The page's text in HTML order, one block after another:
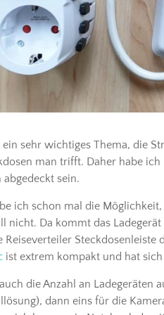
sehr wichtiges Thema, die
man trifft. Daher habe
abgedeckt sein.
ich schon mal die
nicht. Da kommt das
Reiseverteiler Steckdosenleiste
ist extrem kompakt und hat
die Anzahl an
dann eins für die